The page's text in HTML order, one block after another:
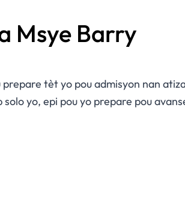
Msye Barry
tèt yo pou admisyon nan
yo, epi pou yo prepare pou